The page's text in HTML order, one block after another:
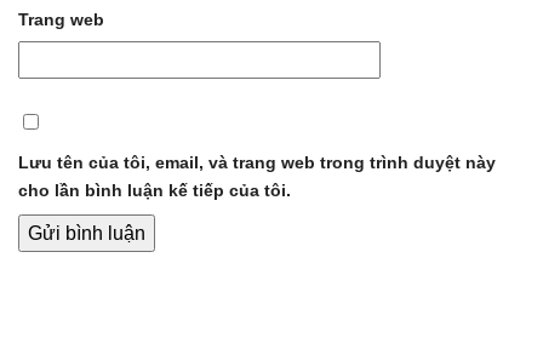
Trang web
Lưu tên của tôi, email, và trang web trong trình duyệt này
cho lần bình luận kế tiếp của tôi.